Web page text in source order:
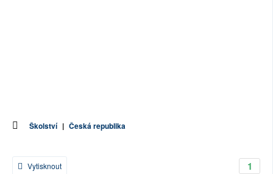
Školství | Česká republika
1
Vytisknout